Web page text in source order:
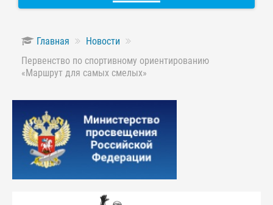
Главная
Новости
Первенство по спортивному ориентированию
«Маршрут для самых смелых»